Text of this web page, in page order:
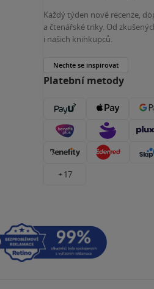
Každý týden nové recenze,
a čtenářské triky. Od
i našich knihkupců.
Nechte se inspirovat
Platební metody
+ 17